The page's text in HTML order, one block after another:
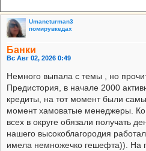
Umaneturman3
помирувкедах
Банки
Вс Авг 02, 2026 0:49
Немного выпала с темы , но
Предистория, в начале 2000
кредиты, на тот момент были
момент хамоватые менеджеры.
всех в округе обязали получать
нашего высокоблагородия
имела немножечко гешефта)). На